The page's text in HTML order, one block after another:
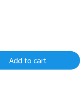
Add to cart